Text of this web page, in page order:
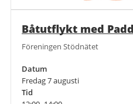
Båtutflykt med
Föreningen Stödnätet
Datum
Fredag 7 augusti
Tid